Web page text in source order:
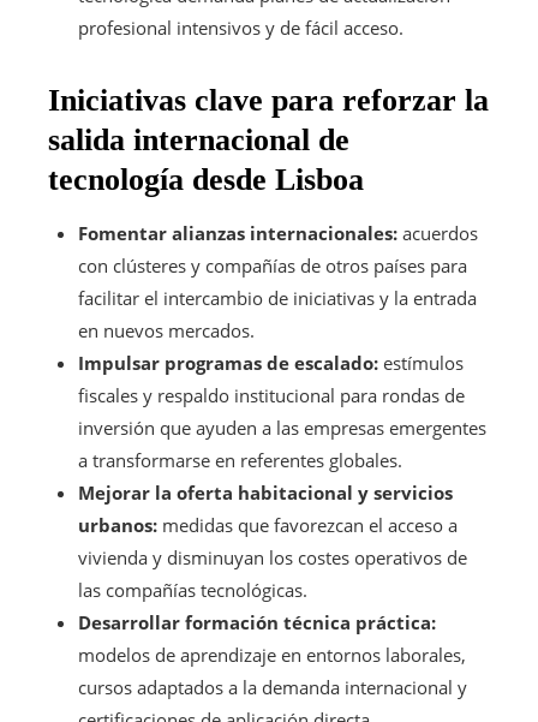
profesional intensivos y de fácil acceso.
Iniciativas clave para reforzar la
salida internacional de
tecnología desde Lisboa
Fomentar alianzas internacionales: acuerdos
con clústeres y compañías de otros países para
facilitar el intercambio de iniciativas y la entrada
en nuevos mercados.
Impulsar programas de escalado: estímulos
fiscales y respaldo institucional para rondas de
inversión que ayuden a las empresas emergentes
a transformarse en referentes globales.
Mejorar la oferta habitacional y servicios
urbanos: medidas que favorezcan el acceso a
vivienda y disminuyan los costes operativos de
las compañías tecnológicas.
Desarrollar formación técnica práctica:
modelos de aprendizaje en entornos laborales,
cursos adaptados a la demanda internacional y